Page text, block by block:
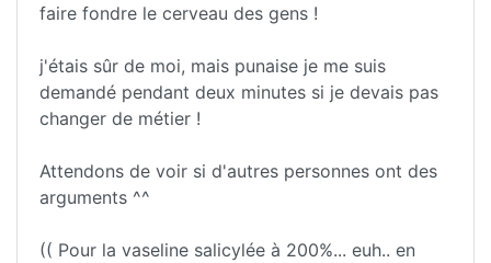
faire fondre le cerveau des gens !
j'étais sûr de moi, mais punaise je me suis
demandé pendant deux minutes si je devais pas
changer de métier !
Attendons de voir si d'autres personnes ont des
arguments ^^
(( Pour la vaseline salicylée à 200%... euh.. en